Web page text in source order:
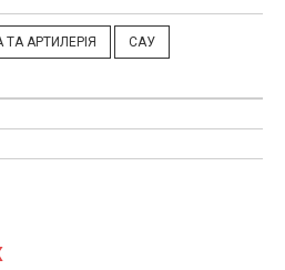
ТА АРТИЛЕРІЯ САУ